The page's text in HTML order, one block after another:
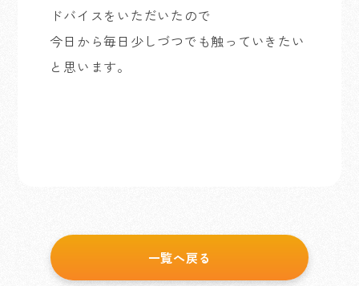
ドバイスをいただいたので
今日から毎日少しづつでも触っていきたい
と思います。
一覧へ戻る